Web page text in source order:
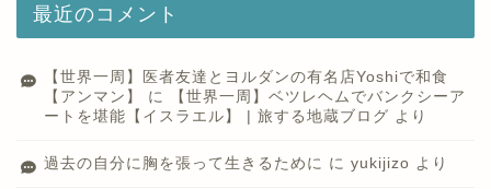
最近のコメント
【世界一周】医者友達とヨルダンの有名店Yoshiで和食
【アンマン】
に
【世界一周】ベツレヘムでバンクシーア
ートを堪能【イスラエル】 | 旅する地蔵ブログ より
過去の自分に胸を張って生きるために に yukijizo より